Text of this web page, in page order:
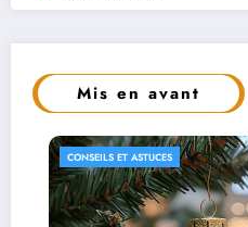
Mis en avant
CONSEILS ET ASTUCES